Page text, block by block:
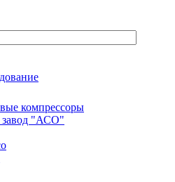
компрессоры
завод "АСО"